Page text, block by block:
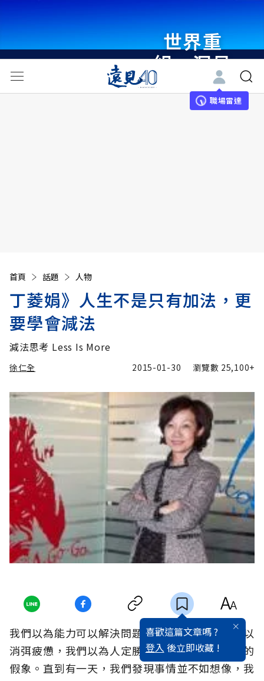
世界重
組・洞見
未來 與
世界領袖
職場雷達
首頁 話題 人物
丁菱娟》人生不是只有加法，更
要學會減法
減法思考 Less Is More
徐仁全 2015-01-30 瀏覽數 25,100+
喜歡這篇文章嗎 ?
登入 後立即收藏 !
我們以為能力可以解決問題，我們以為意志力可以
消弭疲憊，我們以為人定勝天，但那都只是一時的
假象。直到有一天，我們發現事情並不如想像，我